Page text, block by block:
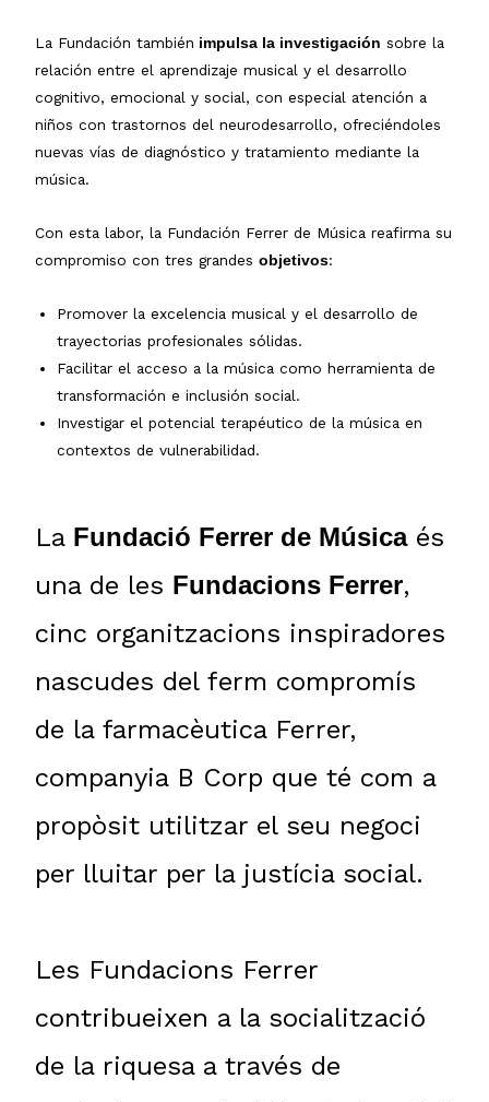
La Fundación también impulsa la investigación sobre la
relación entre el aprendizaje musical y el desarrollo
cognitivo, emocional y social, con especial atención a
niños con trastornos del neurodesarrollo, ofreciéndoles
nuevas vías de diagnóstico y tratamiento mediante la
música.
Con esta labor, la Fundación Ferrer de Música reafirma su
compromiso con tres grandesobjetivos:
Promover la excelencia musical y el desarrollo de
trayectorias profesionales sólidas.
Facilitar el acceso a la música como herramienta de
transformación e inclusión social.
Investigar el potencial terapéutico de la música en
contextos de vulnerabilidad.
La Fundació Ferrer de Músicaés
una de les Fundacions Ferrer,
cinc organitzacions inspiradores
nascudes del ferm compromís
de la farmacèutica Ferrer,
companyia B Corp que té com a
propòsit utilitzar el seu negoci
per lluitar per la justícia social.
Les Fundacions Ferrer
contribueixen a la socialització
de la riquesa a través de